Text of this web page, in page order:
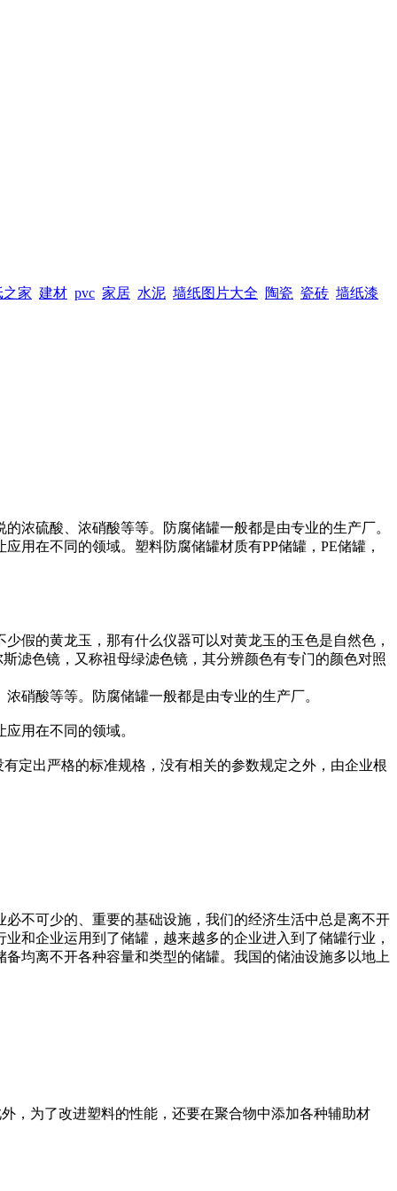
之家 建材 pvc 家居 水泥 墙纸图片大全 陶瓷 瓷砖 墙纸漆
浓硫酸、浓硝酸等等。防腐储罐一般都是由专业的生产厂。
用在不同的领域。塑料防腐储罐材质有PP储罐，PE储罐，
假的黄龙玉，那有什么仪器可以对黄龙玉的玉色是自然色，
滤色镜，又称祖母绿滤色镜，其分辨颜色有专门的颜色对照
硝酸等等。防腐储罐一般都是由专业的生产厂。
用在不同的领域。
定出严格的标准规格，没有相关的参数规定之外，由企业根
必不可少的、重要的基础设施，我们的经济生活中总是离不开
和企业运用到了储罐，越来越多的企业进入到了储罐行业，
均离不开各种容量和类型的储罐。我国的储油设施多以地上
，为了改进塑料的性能，还要在聚合物中添加各种辅助材